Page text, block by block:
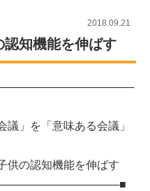
2018.09.21
認知機能を伸ばす
」を「意味ある会議」
供の認知機能を伸ばす